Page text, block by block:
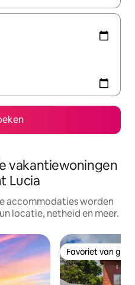
vakantiewoningen
Lucia
accommodaties worden
locatie, netheid en meer.
Favoriet van
Favoriet van